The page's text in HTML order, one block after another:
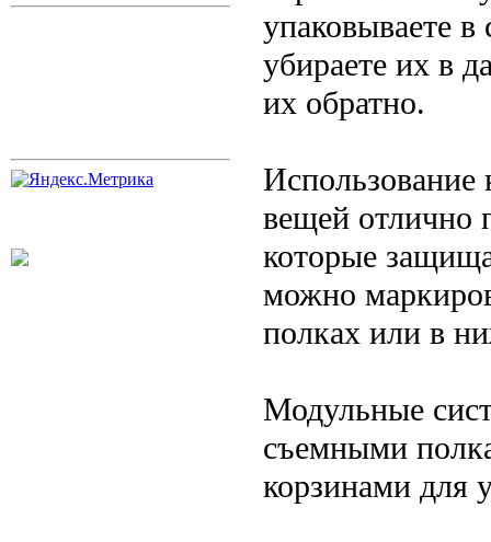
упаковываете
убираете их в
их обратно.
Использование
вещей отлично
которые
можно
полках или в
Модульные
съемными
корзинами для